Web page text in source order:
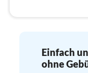
Einfach
ohne